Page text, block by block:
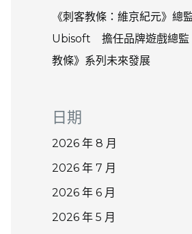
《刺客教條：維京紀元》
Ubisoft 擔任品牌遊戲總
教條》系列未來發展
日期
2026 年 8 月
2026 年 7 月
2026 年 6 月
2026 年 5 月